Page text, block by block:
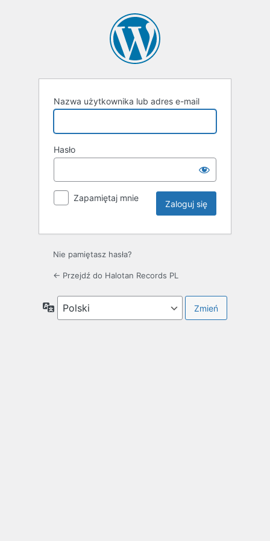
Nazwa użytkownika lub adres e-mail
Hasło
Zapamiętaj mnie
Nie pamiętasz hasła?
← Przejdź do Halotan Records PL
Język